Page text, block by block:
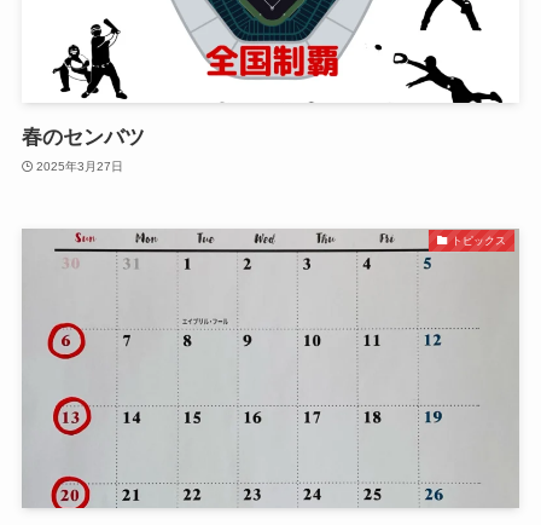
春のセンバツ
2025年3月27日
トピックス